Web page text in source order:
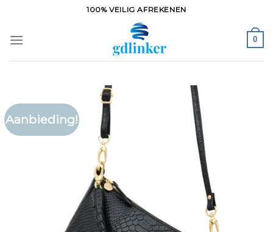
inhoud
100% VEILIG AFREKENEN
0
Aanbieding!